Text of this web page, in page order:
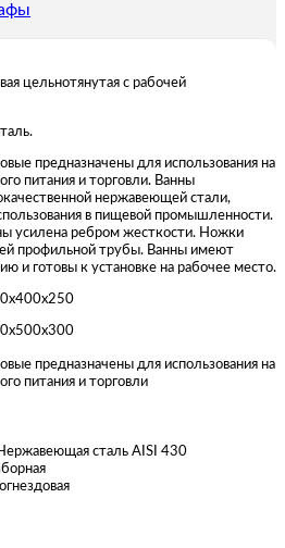
цельнотянутая с рабочей
предназначены для использования на
питания и торговли. Ванны
нержавеющей стали,
в пищевой промышленности.
усилена ребром жесткости. Ножки
профильной трубы. Ванны имеют
и готовы к установке на рабочее место.
предназначены для использования на
питания и торговли
сталь AISI 430